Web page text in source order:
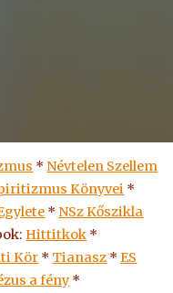
* Névtelen Szellem
Könyvei *
* NSz Kőszikla
Hittitkok *
Kör * Tianasz *ES
a fény *